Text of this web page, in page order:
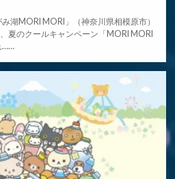
湖MORI MORI」（神奈川県相模原市）
夏のクールキャンペーン「MORI MORI
……